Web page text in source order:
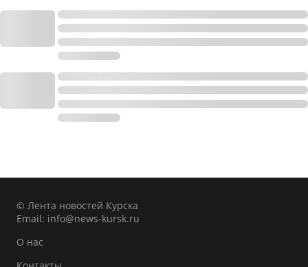
© Лента новостей Курска
Email: info@news-kursk.ru
О нас